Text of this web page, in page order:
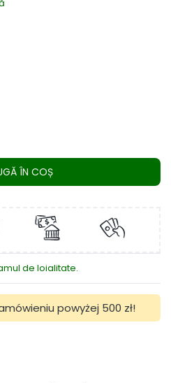
ÎN COȘ
de loialitate.
powyżej 500 zł!